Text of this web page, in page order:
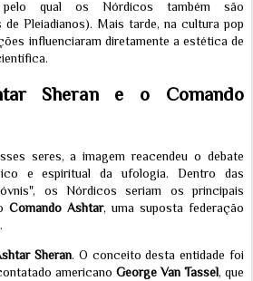
qual os Nórdicos também são
de Pleiadianos). Mais tarde, na cultura pop
influenciaram diretamente a estética de
Sheran e o Comando
seres, a imagem reacendeu o debate
e espiritual da ufologia. Dentro das
os Nórdicos seriam os principais
Comando Ashtar, uma suposta federação
Sheran. O conceito desta entidade foi
americano George Van Tassel, que